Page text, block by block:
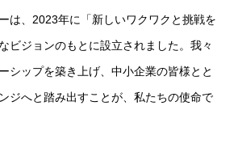
は、2023年に「新しいワクワクと挑戦を
ビジョンのもとに設立されました。我々
シップを築き上げ、中小企業の皆様とと
ジへと踏み出すことが、私たちの使命で